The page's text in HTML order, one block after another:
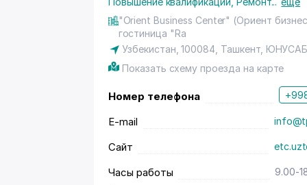
"Orient Business Center" (Ориент
гостиница "Ra
Узбекистан, 100084, Ташкент,
Показать схему проезда на карте
Номер телефона
E-mail
Сайт
Часы работы
9.00-